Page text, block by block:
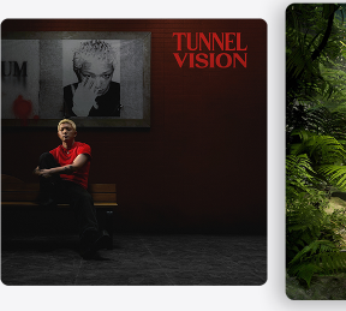
口
中
打
开)